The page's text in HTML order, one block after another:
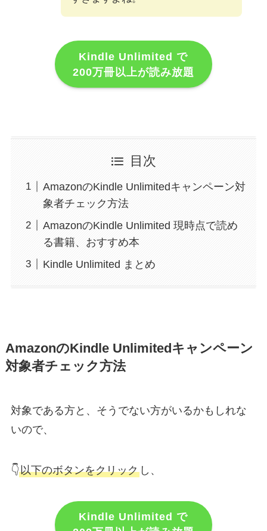
Kindle Unlimited で
200万冊以上が読み放題
目次
AmazonのKindle Unlimitedキャンペーン対
象者チェック方法
AmazonのKindle Unlimited 現時点で読め
る書籍、おすすめ本
Kindle Unlimited まとめ
AmazonのKindle Unlimitedキャンペーン
対象者チェック方法
対象である方と、そうでない方がいるかもしれな
いので、
👇以下のボタンをクリックし、
Kindle Unlimited で